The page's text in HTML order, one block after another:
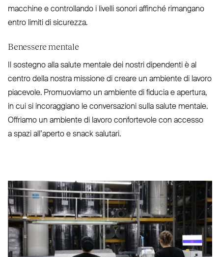
macchine e con­trollando i livelli sonori affinché rimangano
entro limiti di sicurezza.
Benessere mentale
Il sostegno alla salute mentale dei nostri dipendenti è al
centro della nostra missione di creare un ambiente di lavoro
piacevole. Pro­muoviamo un ambiente di fiducia e apertura,
in cui si inco­raggiano le con­ver­sazioni sulla salute mentale.
Offriamo un ambiente di lavoro con­fortevole con accesso
a spazi all’aperto e snack salutari.